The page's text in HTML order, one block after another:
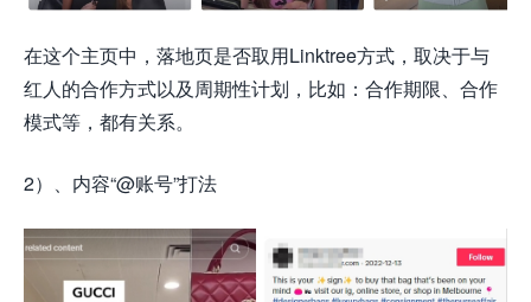
在这个主页中，落地页是否取用Linktree方式，取决于与
红人的合作方式以及周期性计划，比如：合作期限、合作
模式等，都有关系。
2）、内容“@账号”打法